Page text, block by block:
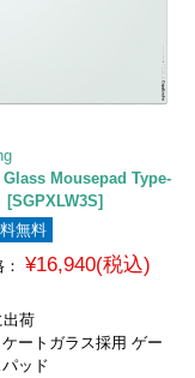
Mousepad Type-
無料
¥16,940(税込)
出荷
ートガラス採用 ゲー
ッド